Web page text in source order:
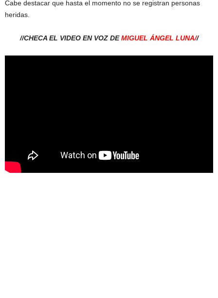
Cabe destacar que hasta el momento no se registran personas
heridas.
//CHECA EL VIDEO EN VOZ DEMIGUEL ÁNGEL LUNA//